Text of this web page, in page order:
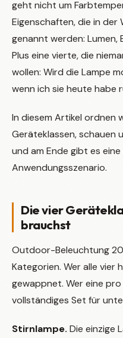
geht nicht um
Eigenschaften, die in der
genannt werden: Lumen,
Plus eine vierte, die
wollen: Wird die Lampe
wenn ich sie heute habe
In diesem Artikel ordnen
Geräteklassen, schauen
und am Ende gibt es
Anwendungsszenario.
Die vier
brauchst
Outdoor-Beleuchtung
Kategorien. Wer alle vier
gewappnet. Wer eine
vollständiges Set für
Stirnlampe. Die einzige